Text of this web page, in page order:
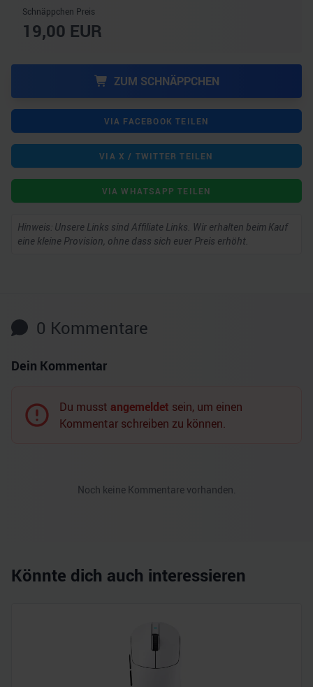
Schnäppchen Preis
19,00 EUR
ZUM SCHNÄPPCHEN
VIA FACEBOOK TEILEN
VIA X / TWITTER TEILEN
VIA WHATSAPP TEILEN
Hinweis: Unsere Links sind Affiliate Links. Wir erhalten beim Kauf
eine kleine Provision, ohne dass sich euer Preis erhöht.
0 Kommentare
Dein Kommentar
Du musst angemeldet sein, um einen
Kommentar schreiben zu können.
Noch keine Kommentare vorhanden.
Könnte dich auch interessieren